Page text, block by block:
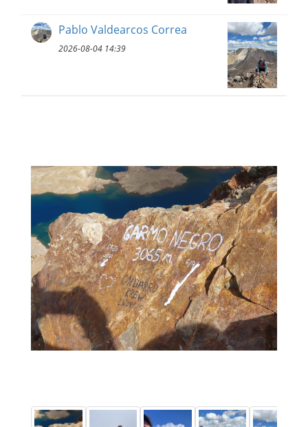
Pablo Valdearcos Correa
2026-08-04 14:39